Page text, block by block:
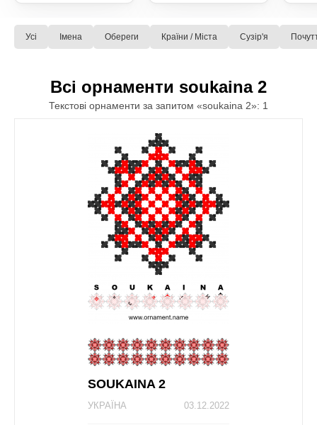
Усі Імена Обереги Країни / Міста Сузiр'я
Всі орнаменти soukaina 2
Текстові орнаменти за запитом «soukaina 2»: 1
SOUKAINA 2
03.12.2022
УКРАЇНА